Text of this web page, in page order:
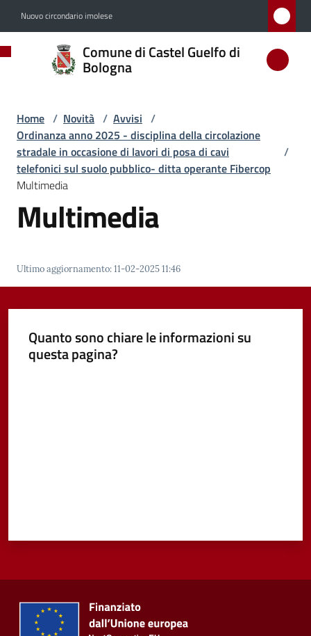
Nuovo circondario imolese
Comune di Castel Guelfo di
Bologna
Comune
di
Guelfo
di
Bologna
Amministrazione
Menu selezionato
Servizi
Vivere
Castel
gli
Seguici
Home / Novità / Avvisi /
Ordinanza anno 2025 - disciplina della circolazione
stradale in occasione di lavori di posa di cavi
telefonici sul suolo pubblico- ditta operante Fibercop
/
Multimedia
Multimedia
Ultimo aggiornamento:11-02-2025 11:46
Quanto sono chiare le informazioni su
questa pagina?